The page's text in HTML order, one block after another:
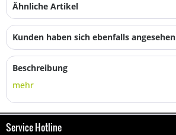
Ähnliche Artikel
Kunden haben sich ebenfalls angesehen
Beschreibung
mehr
Service Hotline